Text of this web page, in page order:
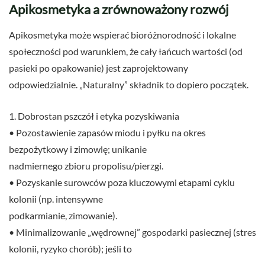
Apikosmetyka a zrównoważony rozwój
Apikosmetyka może wspierać bioróżnorodność i lokalne
społeczności pod warunkiem, że cały łańcuch wartości (od
pasieki po opakowanie) jest zaprojektowany
odpowiedzialnie. „Naturalny” składnik to dopiero początek.
1. Dobrostan pszczół i etyka pozyskiwania
• Pozostawienie zapasów miodu i pyłku na okres
bezpożytkowy i zimowlę; unikanie
nadmiernego zbioru propolisu/pierzgi.
• Pozyskanie surowców poza kluczowymi etapami cyklu
kolonii (np. intensywne
podkarmianie, zimowanie).
• Minimalizowanie „wędrownej” gospodarki pasiecznej (stres
kolonii, ryzyko chorób); jeśli to